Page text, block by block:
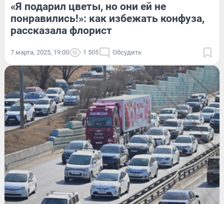
«Я подарил цветы, но они ей не
понравились!»: как избежать конфуза,
рассказала флорист
7 марта, 2025, 19:00 1 505 Обсудить